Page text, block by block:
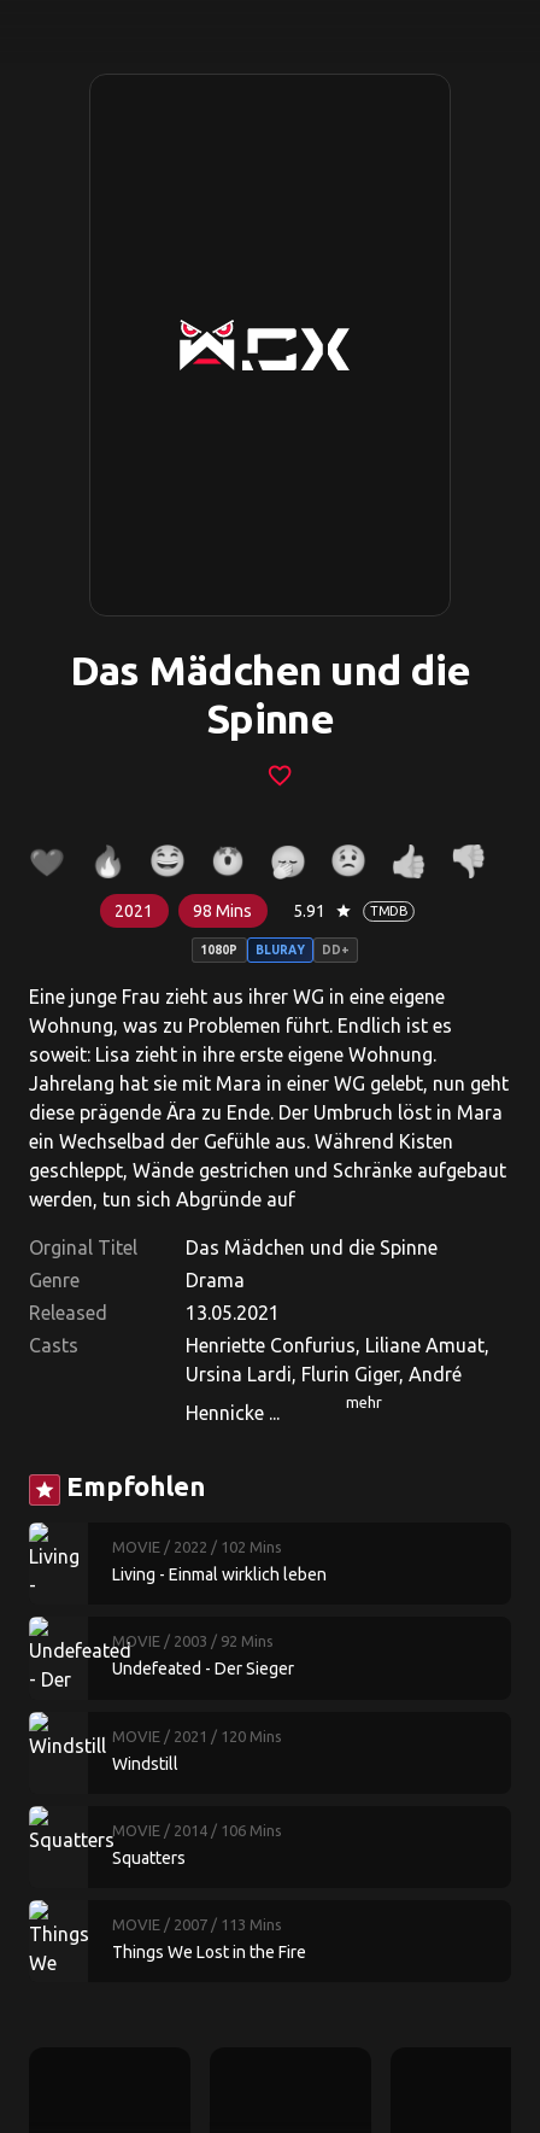
Das Mädchen und die
Spinne
favorite_border
2021 98 Mins 5.91 star TMDB
1080P BLURAY DD+
Eine junge Frau zieht aus ihrer WG in eine eigene
Wohnung, was zu Problemen führt. Endlich ist es
soweit: Lisa zieht in ihre erste eigene Wohnung.
Jahrelang hat sie mit Mara in einer WG gelebt, nun geht
diese prägende Ära zu Ende. Der Umbruch löst in Mara
ein Wechselbad der Gefühle aus. Während Kisten
geschleppt, Wände gestrichen und Schränke aufgebaut
werden, tun sich Abgründe auf
Orginal Titel
Das Mädchen und die Spinne
Genre
Drama
Released
13.05.2021
Casts
Henriette Confurius, Liliane Amuat,
Ursina Lardi, Flurin Giger, André
Hennicke ...
mehr
star Empfohlen
MOVIE / 2022 / 102 Mins
Living - Einmal wirklich leben
MOVIE / 2003 / 92 Mins
Undefeated - Der Sieger
MOVIE / 2021 / 120 Mins
Windstill
MOVIE / 2014 / 106 Mins
Squatters
MOVIE / 2007 / 113 Mins
Things We Lost in the Fire